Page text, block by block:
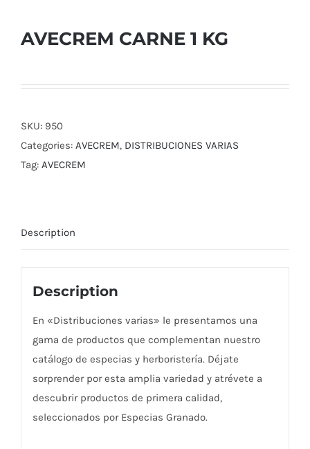
AVECREM CARNE 1 KG
SKU: 950
Categories: AVECREM, DISTRIBUCIONES VARIAS
Tag: AVECREM
Description
Description
En «Distribuciones varias» le presentamos una
gama de productos que complementan nuestro
catálogo de especias y herboristería. Déjate
sorprender por esta amplia variedad y atrévete a
descubrir productos de primera calidad,
seleccionados por Especias Granado.